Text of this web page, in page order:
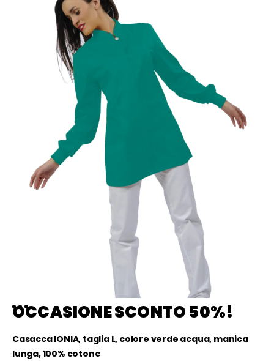
OCCASIONE SCONTO 50%!
Casacca IONIA, taglia L, colore verde acqua, manica
lunga, 100% cotone